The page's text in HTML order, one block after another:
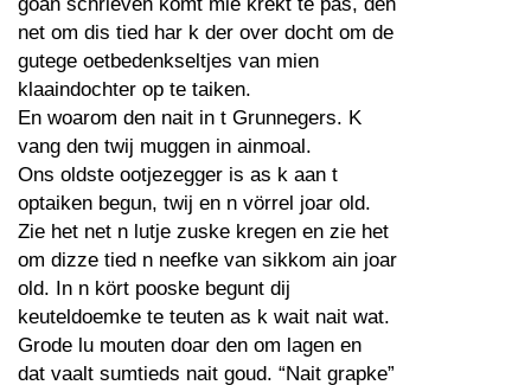
net om dis tied har k der over docht om de
gutege oetbedenkseltjes van mien
klaaindochter op te taiken.
En woarom den nait in t Grunnegers. K
vang den twij muggen in ainmoal.
Ons oldste ootjezegger is as k aan t
optaiken begun, twij en n vörrel joar old.
Zie het net n lutje zuske kregen en zie het
om dizze tied n neefke van sikkom ain joar
old. In n kört pooske begunt dij
keuteldoemke te teuten as k wait nait wat.
Grode lu mouten doar den om lagen en
dat vaalt sumtieds nait goud. “Nait grapke”